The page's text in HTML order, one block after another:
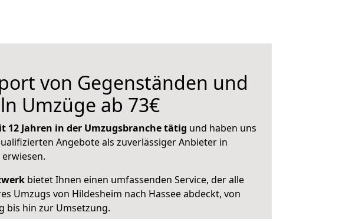
von Gegenständen und
Umzüge ab 73€
12 Jahren in der Umzugsbranche tätig und haben uns
Angebote als zuverlässiger Anbieter in
bietet Ihnen einen umfassenden Service, der alle
Umzugs von Hildesheim nach Hassee abdeckt, von
bis hin zur Umsetzung.